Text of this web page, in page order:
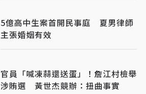
5億高中生案首開民事庭 夏男律師
主張婚姻有效
官員「喊凍蒜還送蛋」！詹江村檢舉
涉賄選 黃世杰競辦：扭曲事實